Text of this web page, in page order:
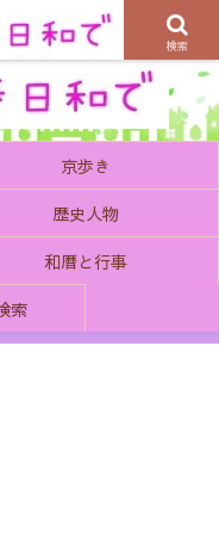
気分を感じてみませんか
京歩き
歴史人物
和暦と行事
索
検索